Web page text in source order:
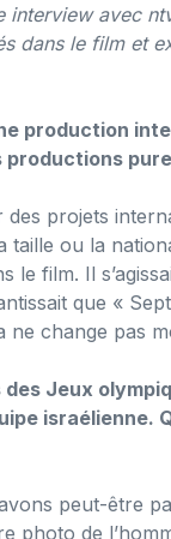
interview avec
dans le film et
production
projets
taille ou la
le film. Il
que «
ne change pas
Jeux
peut-être
photo de